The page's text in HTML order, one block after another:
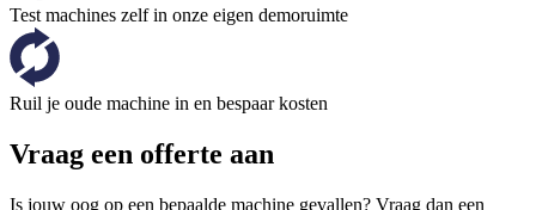
Test machines zelf in onze eigen demoruimte
Ruil je oude machine in en bespaar kosten
Vraag een offerte aan
Is jouw oog op een bepaalde machine gevallen? Vraag dan een